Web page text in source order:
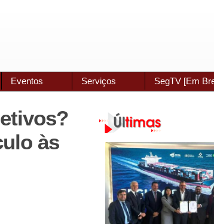
Eventos Serviços SegTV [Em
às